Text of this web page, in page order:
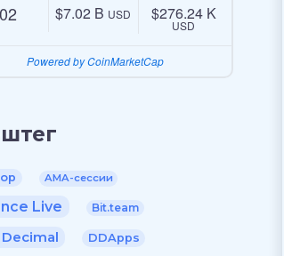
$7.02 B USD $276.24 K
USD
Powered by CoinMarketCap
AMA-сессии
Live Bit.team
Decimal DDApps